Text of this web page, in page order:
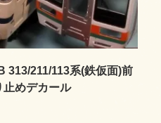
313/211/113系(鉄仮面)前
止めデカール